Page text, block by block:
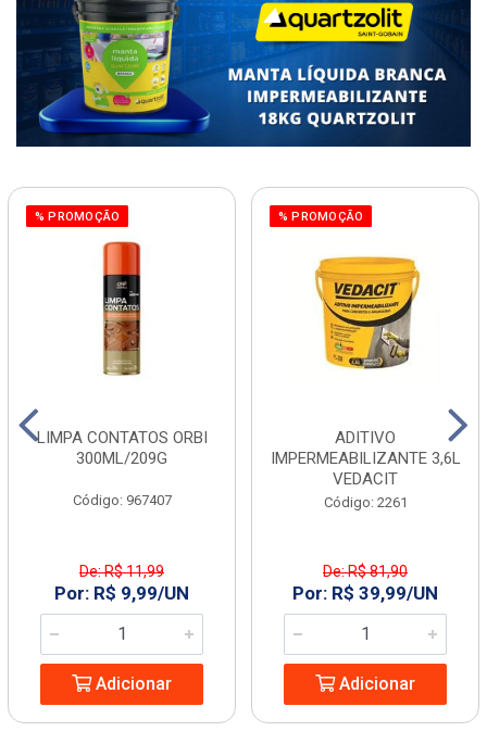
% PROMOÇÃO
LIMPA CONTATOS ORBI
300ML/209G
Código: 967407
De: R$ 11,99
Por: R$ 9,99/UN
Adicionar
% PROMOÇÃO
ADITIVO
IMPERMEABILIZANTE 3,6L
VEDACIT
Código: 2261
De: R$ 81,90
Por: R$ 39,99/UN
Adicionar